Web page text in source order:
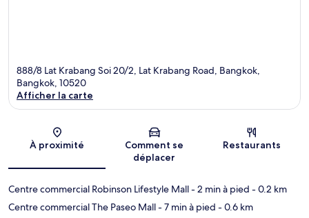
888/8 Lat Krabang Soi 20/2, Lat Krabang Road, Bangkok,
Bangkok, 10520
Afficher la carte
À proximité
Comment se
déplacer
Restaurants
Centre commercial Robinson Lifestyle Mall- 2 min à pied - 0.2 km
Centre commercial The Paseo Mall- 7 min à pied - 0.6 km